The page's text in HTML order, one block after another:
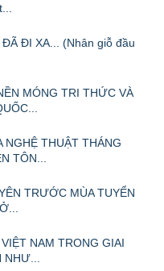
ĐI XA... (Nhân giỗ đầu
MÓNG TRI THỨC VÀ
NGHỆ THUẬT THÁNG
TÔN...
TRƯỚC MÙA TUYỂN
NAM TRONG GIAI
NHƯ...